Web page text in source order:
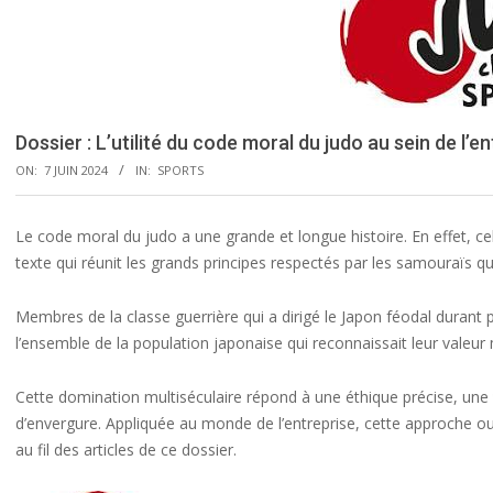
Dossier : L’utilité du code moral du judo au sein de
ON: 7 JUIN 2024 IN: SPORTS
Le code moral du judo a une grande et longue histoire. En effet,
texte qui réunit les grands principes respectés par les samouraïs
Membres de la classe guerrière qui a dirigé le Japon féodal
l’ensemble de la population japonaise qui reconnaissait leur
Cette domination multiséculaire répond à une éthique précise,
d’envergure. Appliquée au monde de l’entreprise, cette
au fil des articles de ce dossier.